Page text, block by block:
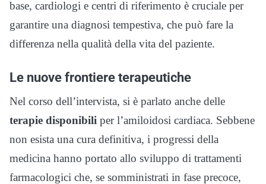
base, cardiologi e centri di riferimento è cruciale per
garantire una diagnosi tempestiva, che può fare la
differenza nella qualità della vita del paziente.
Le nuove frontiere terapeutiche
Nel corso dell’intervista, si è parlato anche delle
terapie disponibili per l’amiloidosi cardiaca. Sebbene
non esista una cura definitiva, i progressi della
medicina hanno portato allo sviluppo di trattamenti
farmacologici che, se somministrati in fase precoce,